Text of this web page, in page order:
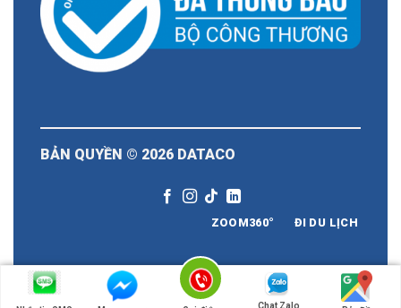
BẢN QUYỀN © 2026 DATACO
ZOOM360° ĐI DU LỊCH
Chat Zalo